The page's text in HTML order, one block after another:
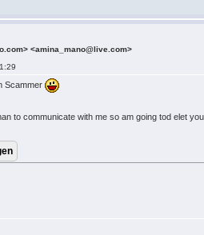
<amina_mano@live.com>
Scammer
to communicate with me so am going tod elet